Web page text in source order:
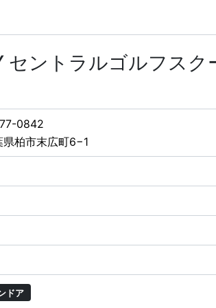
セントラルゴルフスク
0842
県柏市末広町6−1
ドア